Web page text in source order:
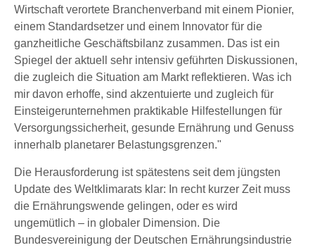
Wirtschaft verortete Branchenverband mit einem Pionier,
einem Standardsetzer und einem Innovator für die
ganzheitliche Geschäftsbilanz zusammen. Das ist ein
Spiegel der aktuell sehr intensiv geführten Diskussionen,
die zugleich die Situation am Markt reflektieren. Was ich
mir davon erhoffe, sind akzentuierte und zugleich für
Einsteigerunternehmen praktikable Hilfestellungen für
Versorgungssicherheit, gesunde Ernährung und Genuss
innerhalb planetarer Belastungsgrenzen."
Die Herausforderung ist spätestens seit dem jüngsten
Update des Weltklimarats klar: In recht kurzer Zeit muss
die Ernährungswende gelingen, oder es wird
ungemütlich – in globaler Dimension. Die
Bundesvereinigung der Deutschen Ernährungsindustrie